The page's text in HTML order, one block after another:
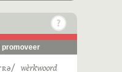
promoveer
wèrkwoord